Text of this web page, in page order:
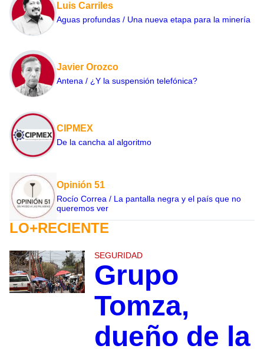
Luis Carriles
Aguas profundas / Una nueva etapa para la minería
Javier Orozco
Antena / ¿Y la suspensión telefónica?
CIPMEX
De la cancha al algoritmo
Opinión 51
Rocío Correa / La pantalla negra y el país que no
queremos ver
LO+RECIENTE
SEGURIDAD
Grupo
Tomza,
dueño de la